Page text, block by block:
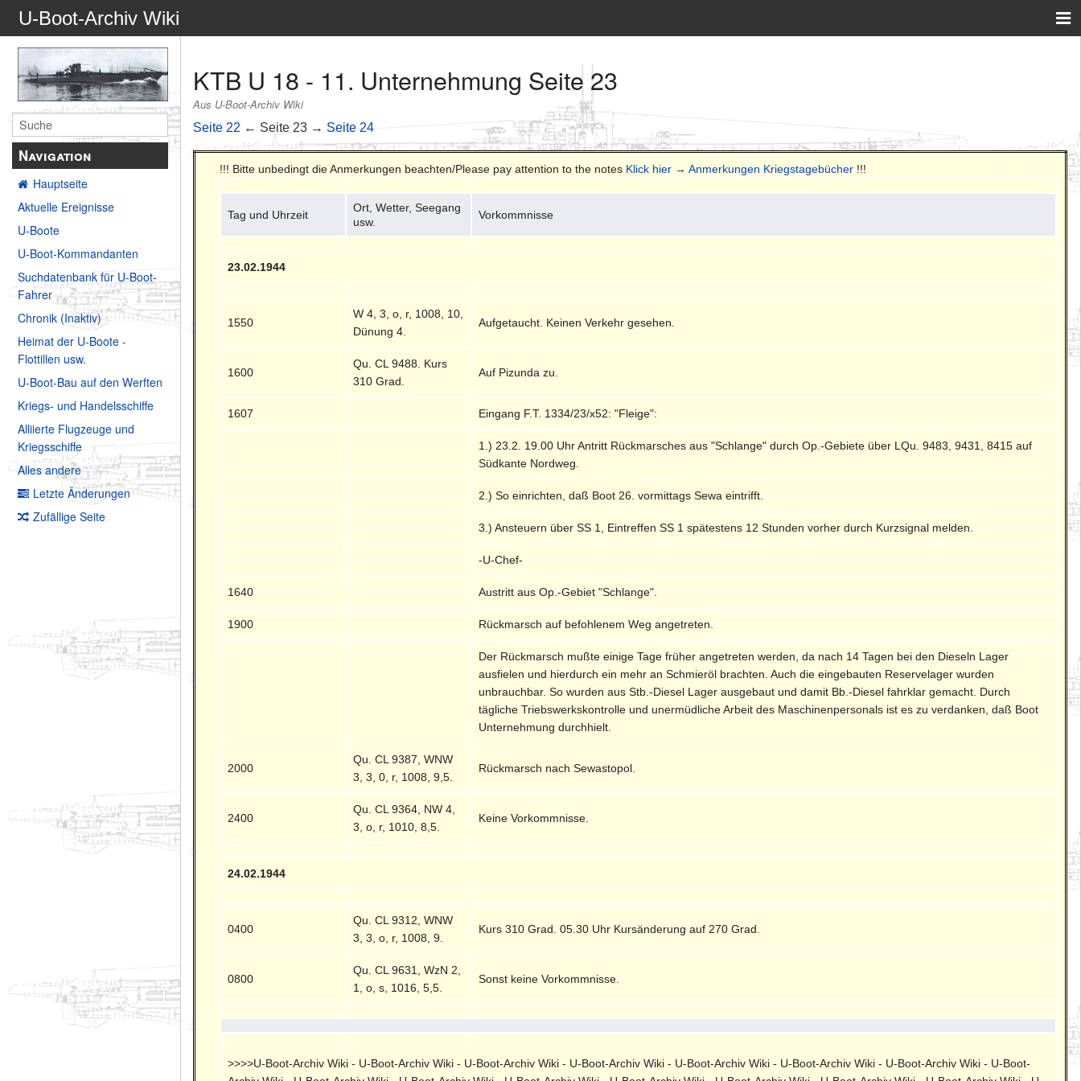
U-Boot-Archiv Wiki
Navigation
Hauptseite
Aktuelle Ereignisse
U-Boote
U-Boot-Kommandanten
Suchdatenbank für U-Boot-
Fahrer
Chronik (Inaktiv)
Heimat der U-Boote -
Flottillen usw.
U-Boot-Bau auf den Werften
Kriegs- und Handelsschiffe
Alliierte Flugzeuge und
Kriegsschiffe
Alles andere
Letzte Änderungen
Zufällige Seite
KTB U 18 - 11. Unternehmung Seite 23
Aus U-Boot-Archiv Wiki
Seite 22 ← Seite 23 → Seite 24
!!! Bitte unbedingt die Anmerkungen beachten/Please pay attention to the notes Klick hier → Anmerkungen Kriegstagebücher !!!
Tag und Uhrzeit
Ort, Wetter, Seegang
usw.
Vorkommnisse
23.02.1944
1550
W 4, 3, o, r, 1008, 10,
Dünung 4.
Aufgetaucht. Keinen Verkehr gesehen.
1600
Qu. CL 9488. Kurs
310 Grad.
Auf Pizunda zu.
1607 Eingang F.T. 1334/23/x52: "Fleige":
1.) 23.2. 19.00 Uhr Antritt Rückmarsches aus "Schlange" durch Op.-Gebiete über LQu. 9483, 9431, 8415 auf
Südkante Nordweg.
2.) So einrichten, daß Boot 26. vormittags Sewa eintrifft.
3.) Ansteuern über SS 1, Eintreffen SS 1 spätestens 12 Stunden vorher durch Kurzsignal melden.
-U-Chef-
1640 Austritt aus Op.-Gebiet "Schlange".
1900 Rückmarsch auf befohlenem Weg angetreten.
Der Rückmarsch mußte einige Tage früher angetreten werden, da nach 14 Tagen bei den Dieseln Lager
ausfielen und hierdurch ein mehr an Schmieröl brachten. Auch die eingebauten Reservelager wurden
unbrauchbar. So wurden aus Stb.-Diesel Lager ausgebaut und damit Bb.-Diesel fahrklar gemacht. Durch
tägliche Triebswerkskontrolle und unermüdliche Arbeit des Maschinenpersonals ist es zu verdanken, daß Boot
Unternehmung durchhielt.
2000
Qu. CL 9387, WNW
3, 3, 0, r, 1008, 9,5.
Rückmarsch nach Sewastopol.
2400
Qu. CL 9364, NW 4,
3, o, r, 1010, 8,5.
Keine Vorkommnisse.
24.02.1944
0400
Qu. CL 9312, WNW
3, 3, o, r, 1008, 9.
Kurs 310 Grad. 05.30 Uhr Kursänderung auf 270 Grad.
0800
Qu. CL 9631, WzN 2,
1, o, s, 1016, 5,5.
Sonst keine Vorkommnisse.
>>>>U-Boot-Archiv Wiki - U-Boot-Archiv Wiki - U-Boot-Archiv Wiki - U-Boot-Archiv Wiki - U-Boot-Archiv Wiki - U-Boot-Archiv Wiki - U-Boot-Archiv Wiki - U-Boot-